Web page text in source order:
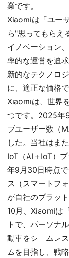
業です。
Xiaomiは「ユー
ら"思ってもらえ
イノベーション
率的な運営を追
新的なテクノロ
に、適正な価格
Xiaomiは、世界
つです。2025年
ブユーザー数（
した。当社はま
IoT（AI＋IoT）
年9月30日時点
ス（スマートフ
が自社のプラッ
10月、Xiaomiは
トで、パーソナ
動車をシームレ
ムを目指し、戦